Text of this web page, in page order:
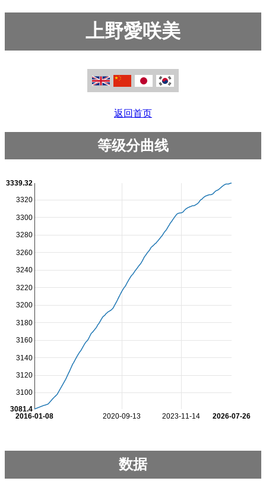
上野愛咲美
返回首页
等级分曲线
2020-09-13 2023-11-14
2016-01-08 2026-07-26
3100
3120
3140
3160
3180
3200
3220
3240
3260
3280
3300
3320
3081.4
3339.32
数据